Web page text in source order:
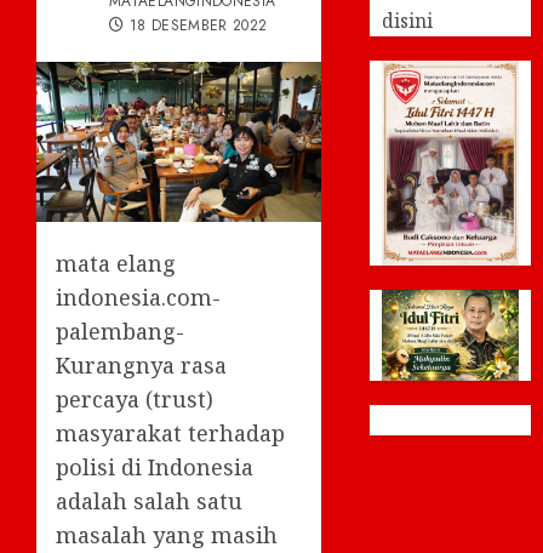
18 DESEMBER 2022
mata elang
indonesia.com-
palembang-
Kurangnya rasa
percaya (trust)
masyarakat terhadap
polisi di Indonesia
adalah salah satu
masalah yang masih
disini